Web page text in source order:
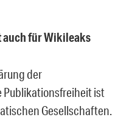
für Wikileaks
der
ist
Gesellschaften.